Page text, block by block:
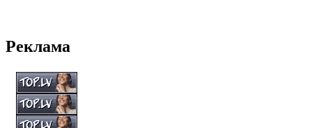
Реклама